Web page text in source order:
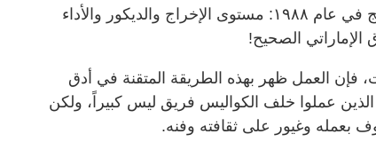
أبهرتني كل عناصر المسلسل الذي أنتج في عام ١٩٨٨: مستوى الإخراج والديكور والأداء
الإماراتي الصحيح!
فإن العمل ظهر بهذه الطريقة المتقنة في أدق
الذين عملوا خلف الكواليس فريق ليس كبيراً، ولكن
بعمله وغيور على ثقافته وفنه.